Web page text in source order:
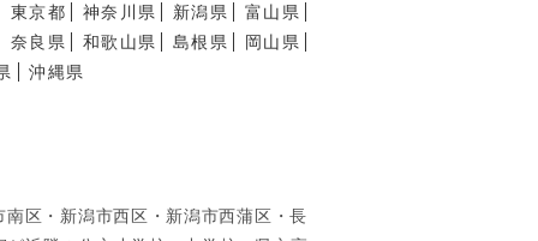
東京都 神奈川県 新潟県
富山県
奈良県
和歌山県 島根県
岡山県
沖縄県
区・新潟市西区・新潟市西蒲区・長